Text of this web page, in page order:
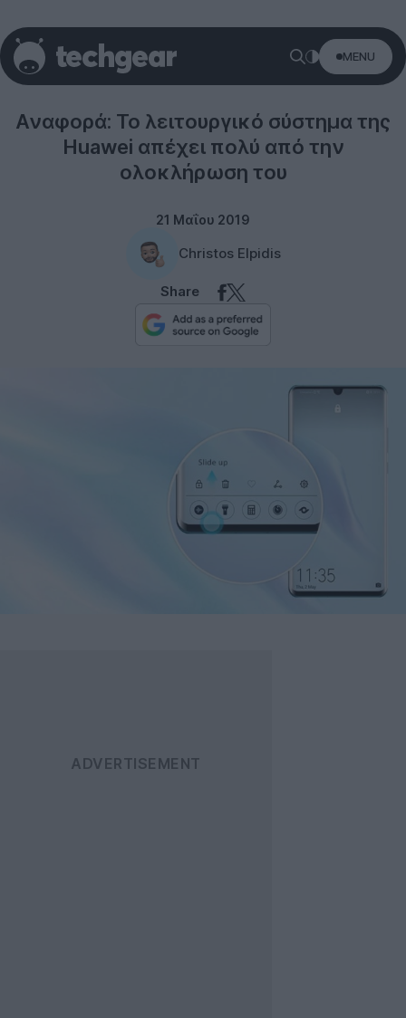
MENU
Αναφορά: Το λειτουργικό σύστημα της
Huawei απέχει πολύ από την
ολοκλήρωση του
21 Μαΐου 2019
Christos Elpidis
Share